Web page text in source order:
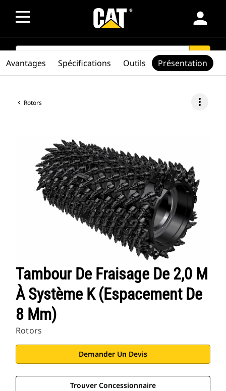
person
SEARCH search
Rotors more_vert
Tambour De Fraisage De 2,0 M
À Système K (espacement De
8 Mm)
Rotors
Demander Un Devis
Trouver Concessionnaire
Avantages Spécifications Outils Présentation